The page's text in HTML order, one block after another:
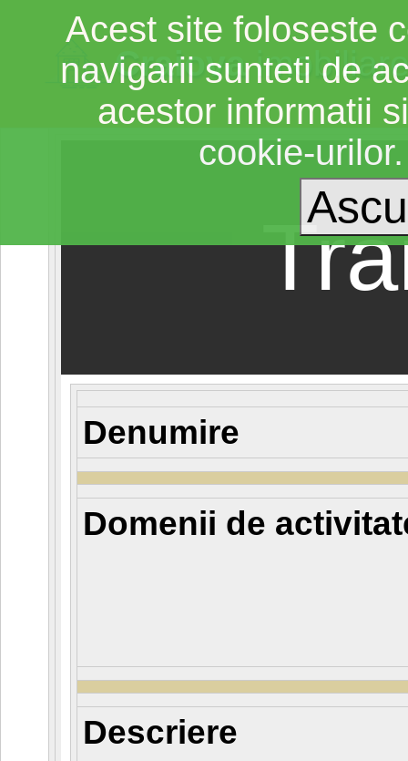
Craiova
Denumire
Domenii de
Descriere
Acest site foloseste
navigarii sunteti de
acestor informatii
cookie-